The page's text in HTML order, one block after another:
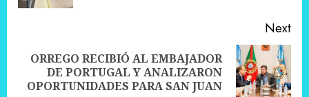
Next
Next
post:
ORREGO RECIBIÓ AL EMBAJADOR
DE PORTUGAL Y ANALIZARON
OPORTUNIDADES PARA SAN JUAN